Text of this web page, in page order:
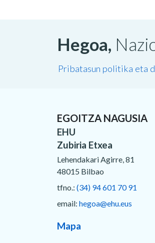
Hegoa,
Pribatasun politika eta
EGOITZA NAGUSIA
EHU
Zubiria Etxea
Lehendakari Agirre, 81
48015 Bilbao
tfno.: (34) 94 601 70 91
email: hegoa@ehu.eus
Mapa